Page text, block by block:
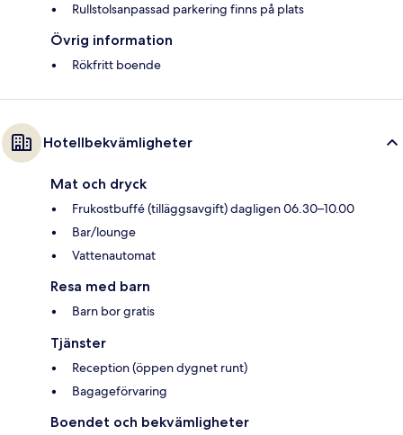
Rullstolsanpassad parkering finns på plats
Övrig information
Rökfritt boende
Hotellbekvämligheter
Mat och dryck
Frukostbuffé (tilläggsavgift) dagligen 06.30–10.00
Bar/lounge
Vattenautomat
Resa med barn
Barn bor gratis
Tjänster
Reception (öppen dygnet runt)
Bagageförvaring
Boendet och bekvämligheter